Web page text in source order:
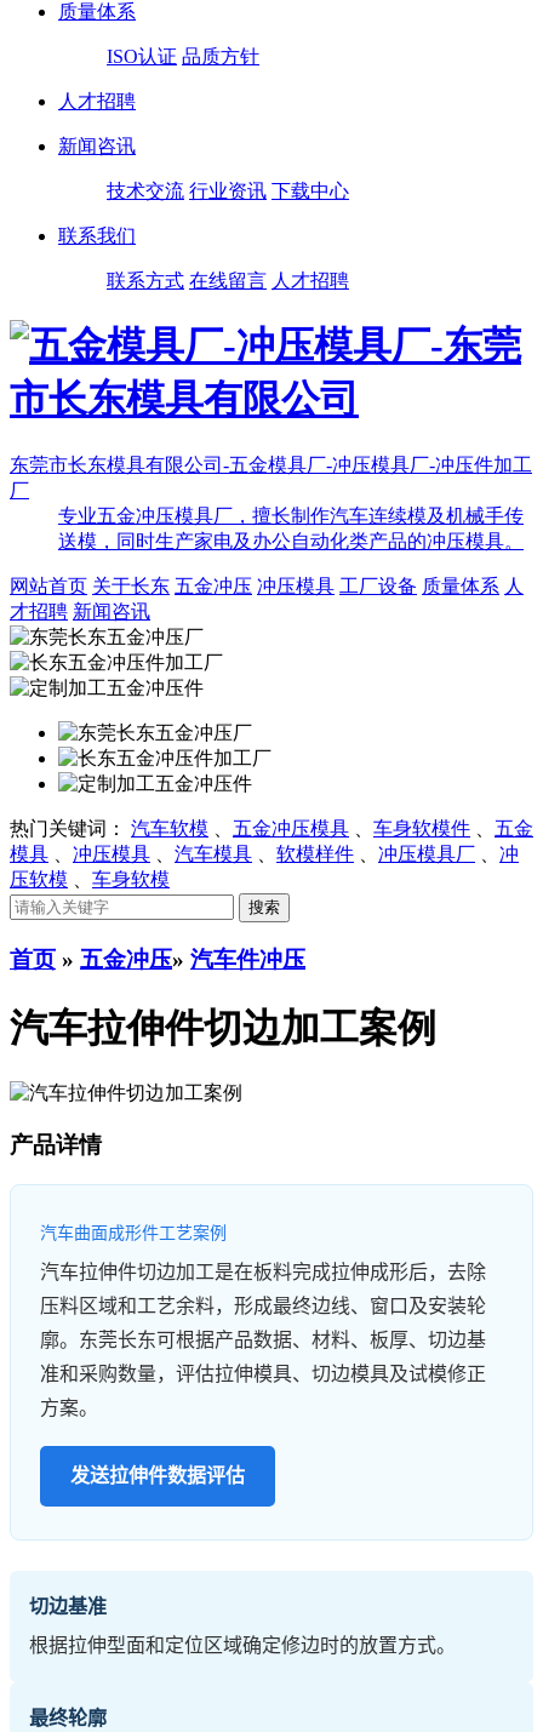
质量体系
ISO认证 品质方针
人才招聘
新闻咨讯
技术交流 行业资讯 下载中心
联系我们
联系方式 在线留言 人才招聘
东莞市长东模具有限公司-五金模具厂-冲压模具厂-冲压件加工
厂
专业五金冲压模具厂，擅长制作汽车连续模及机械手传
送模，同时生产家电及办公自动化类产品的冲压模具。
网站首页 关于长东 五金冲压 冲压模具 工厂设备 质量体系 人
才招聘 新闻咨讯
热门关键词： 汽车软模 五金冲压模具 车身软模件
五金
模具
冲压模具 汽车模具 软模样件 冲压模具厂
冲
压软模
车身软模
首页 » 五金冲压» 汽车件冲压
汽车拉伸件切边加工案例
产品详情
汽车曲面成形件工艺案例
汽车拉伸件切边加工是在板料完成拉伸成形后，去除
压料区域和工艺余料，形成最终边线、窗口及安装轮
廓。东莞长东可根据产品数据、材料、板厚、切边基
准和采购数量，评估拉伸模具、切边模具及试模修正
方案。
发送拉伸件数据评估
切边基准
根据拉伸型面和定位区域确定修边时的放置方式。
最终轮廓